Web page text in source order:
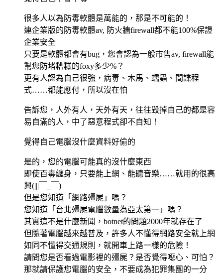
很多人以為防毒軟體是萬能的，那是不可能的！
連企業版的防毒軟體av, 防火牆firewall都不能100%保證
企業安全
只要是軟體都會有bug，您會認為一般市售av, firewall能
幫您防堵糟糕的foxy多少%？
更有人認為自己很強，病毒、木馬、蠕蟲、間諜程
式……都能應付，所以沒在怕
告訴您，人外有人，天外有天，往往毀掉自己的都是容
易自滿的人，中了惡意程式卻不自知！
覺得自己電腦沒什麼資料好偷的
是的，您的電腦可能真的沒什麼東西
即使百毒纏身，只要能上網、能聽音樂……就用的很高
興(|||￣_￣)
但是您知道「網路殭屍」嗎？
您知道「台北殭屍電腦數量為亞太第一」嗎？
其實這不是什麼新聞，botnet的問題2000年就存在了
但隨著電腦越來越普及，許多人不懂得網路安全就上網
如同不懂得交通規則，就開車上路一樣的危險！
請問您是否看過電影裡的殭屍？是否覺得噁心、可怕？
那就請保護您電腦的安全，不要成為犯罪集團的一分